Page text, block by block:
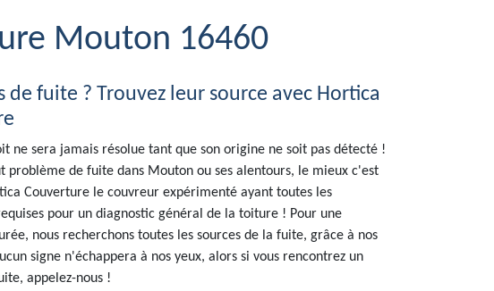
Mouton 16460
de fuite ? Trouvez leur source avec Hortica
ne sera jamais résolue tant que son origine ne soit pas détecté !
problème de fuite dans Mouton ou ses alentours, le mieux c'est
Couverture le couvreur expérimenté ayant toutes les
pour un diagnostic général de la toiture ! Pour une
nous recherchons toutes les sources de la fuite, grâce à nos
signe n'échappera à nos yeux, alors si vous rencontrez un
appelez-nous !